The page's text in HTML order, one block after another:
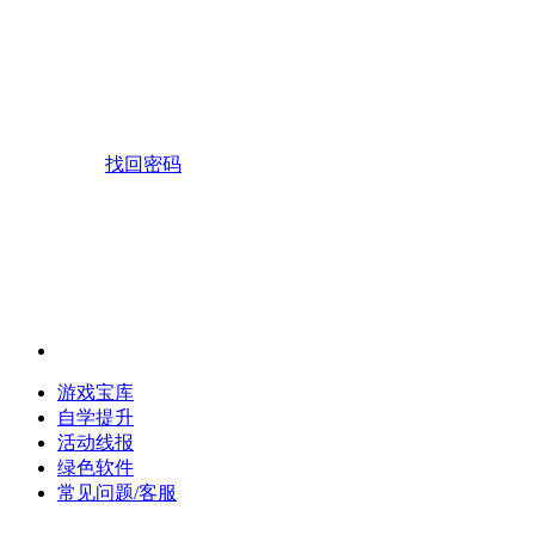
找回密码
游戏宝库
自学提升
活动线报
绿色软件
常见问题/客服